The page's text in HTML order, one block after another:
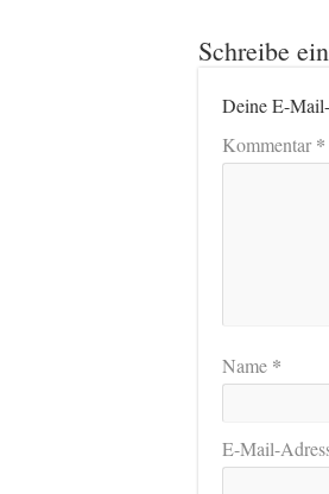
Schreibe
Deine E-
Kommentar*
Name *
E-Mail-